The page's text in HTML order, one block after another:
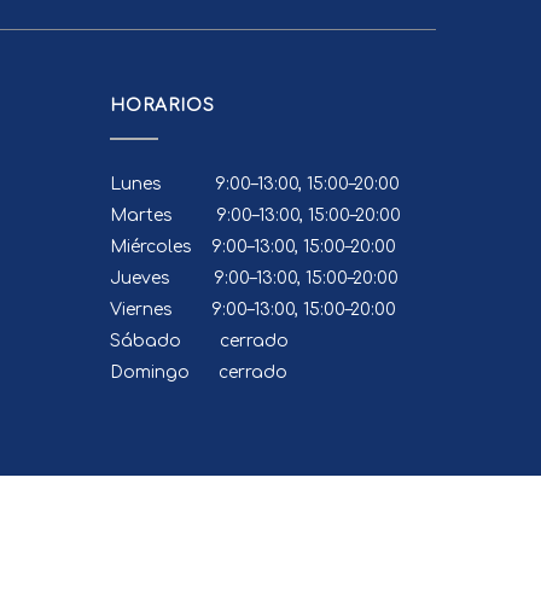
HORARIOS
Lunes 9:00–13:00, 15:00–20:00
Martes 9:00–13:00, 15:00–20:00
Miércoles 9:00–13:00, 15:00–20:00
Jueves 9:00–13:00, 15:00–20:00
Viernes 9:00–13:00, 15:00–20:00
Sábado cerrado
Domingo cerrado